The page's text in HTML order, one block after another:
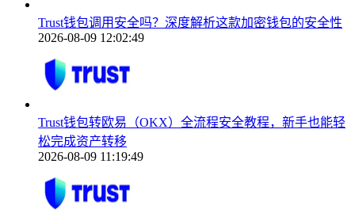
Trust钱包调用安全吗？深度解析这款加密钱包的安全性
2026-08-09 12:02:49
Trust钱包转欧易（OKX）全流程安全教程，新手也能轻
松完成资产转移
2026-08-09 11:19:49